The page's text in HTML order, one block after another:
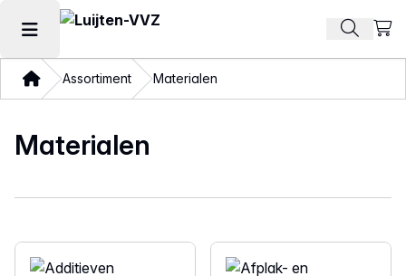
Hoofdmenu openen Zoek
ThuisAssortiment Materialen
Materialen